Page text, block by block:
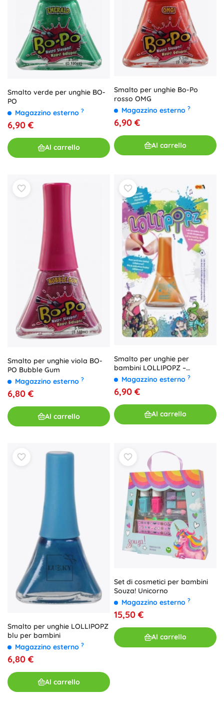
Smalto verde per unghie BO-
PO
Magazzino esterno ?
6,90 €
Al carrello
Smalto per unghie Bo-Po
rosso OMG
Magazzino esterno ?
6,90 €
Al carrello
Smalto per unghie viola BO-
PO Bubble Gum
Magazzino esterno ?
6,80 €
Al carrello
Smalto per unghie per
bambini LOLLIPOPZ –
arancione
Magazzino esterno ?
6,90 €
Al carrello
Smalto per unghie LOLLIPOPZ
blu per bambini
Magazzino esterno ?
6,80 €
Al carrello
Set di cosmetici per bambini
Souza! Unicorno
Magazzino esterno ?
15,50 €
Al carrello